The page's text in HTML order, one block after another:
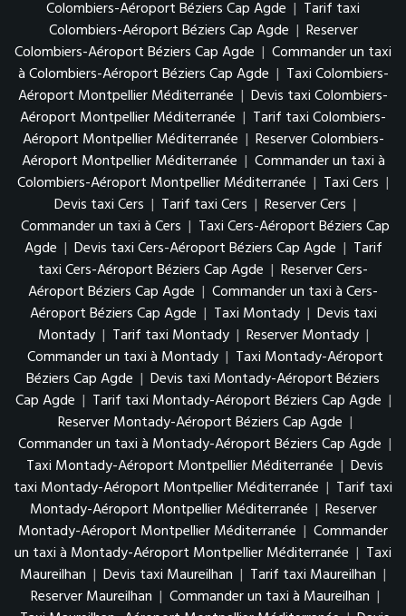
Colombiers-Aéroport Béziers Cap Agde | Tarif taxi
Colombiers-Aéroport Béziers Cap Agde | Reserver
Colombiers-Aéroport Béziers Cap Agde | Commander un taxi
à Colombiers-Aéroport Béziers Cap Agde | Taxi Colombiers-
Aéroport Montpellier Méditerranée | Devis taxi Colombiers-
Aéroport Montpellier Méditerranée | Tarif taxi Colombiers-
Aéroport Montpellier Méditerranée | Reserver Colombiers-
Aéroport Montpellier Méditerranée | Commander un taxi à
Colombiers-Aéroport Montpellier Méditerranée | Taxi Cers |
Devis taxi Cers | Tarif taxi Cers | Reserver Cers |
Commander un taxi à Cers | Taxi Cers-Aéroport Béziers Cap
Agde | Devis taxi Cers-Aéroport Béziers Cap Agde | Tarif
taxi Cers-Aéroport Béziers Cap Agde | Reserver Cers-
Aéroport Béziers Cap Agde | Commander un taxi à Cers-
Aéroport Béziers Cap Agde | Taxi Montady | Devis taxi
Montady | Tarif taxi Montady | Reserver Montady |
Commander un taxi à Montady | Taxi Montady-Aéroport
Béziers Cap Agde | Devis taxi Montady-Aéroport Béziers
Cap Agde | Tarif taxi Montady-Aéroport Béziers Cap Agde |
Reserver Montady-Aéroport Béziers Cap Agde |
Commander un taxi à Montady-Aéroport Béziers Cap Agde |
Taxi Montady-Aéroport Montpellier Méditerranée | Devis
taxi Montady-Aéroport Montpellier Méditerranée | Tarif taxi
Montady-Aéroport Montpellier Méditerranée | Reserver
Montady-Aéroport Montpellier Méditerranée | Commander
un taxi à Montady-Aéroport Montpellier Méditerranée | Taxi
Maureilhan | Devis taxi Maureilhan | Tarif taxi Maureilhan |
Reserver Maureilhan | Commander un taxi à Maureilhan |